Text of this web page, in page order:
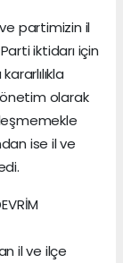
partimizin il
iktidarı için
olarak
ise il ve
il ve ilçe